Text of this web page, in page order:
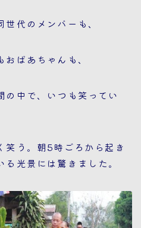
代のメンバーも、
ばあちゃんも、
の中で、いつも笑ってい
笑う。朝5時ごろから起き
光景には驚きました。